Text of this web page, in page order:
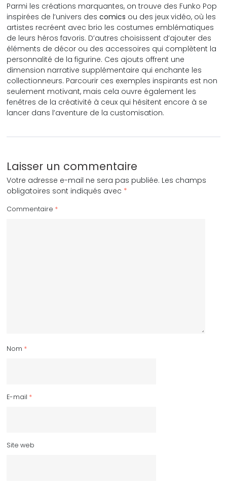
Parmi les créations marquantes, on trouve des Funko Pop
inspirées de l’univers descomics ou des jeux vidéo, où les
artistes recréent avec brio les costumes emblématiques
de leurs héros favoris. D’autres choisissent d’ajouter des
éléments de décor ou des accessoires qui complètent la
personnalité de la figurine. Ces ajouts offrent une
dimension narrative supplémentaire qui enchante les
collectionneurs. Parcourir ces exemples inspirants est non
seulement motivant, mais cela ouvre également les
fenêtres de la créativité à ceux qui hésitent encore à se
lancer dans l’aventure de la customisation.
Laisser un commentaire
Votre adresse e-mail ne sera pas publiée. Les champs
obligatoires sont indiqués avec *
Commentaire *
Nom *
E-mail *
Site web